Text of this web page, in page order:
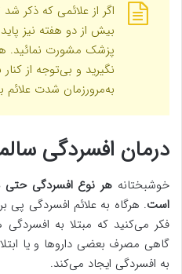
اگر از علائمی که ذکر
بیش از دو هفته نیز
پزشک مشورت نمائید.
نگیرید و بی‌توجه از
به‌مرورزمان شدت
درمان افسردگی
خوشبختانه هر نوع افسردگی حتی
است. هرگاه به علائم افسردگی پی
فکر می‌کنید که مبتلا به
گاهی مصرف بعضی داروها و یا
به افسردگی ایجاد می‌کند.